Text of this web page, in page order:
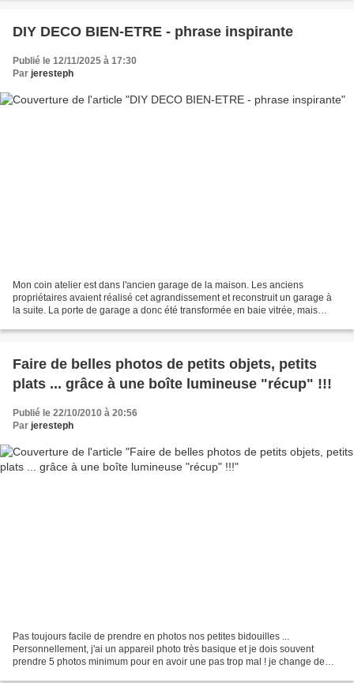
DIY DECO BIEN-ETRE - phrase inspirante
Publié le 12/11/2025 à 17:30
Par jeresteph
Mon coin atelier est dans l'ancien garage de la maison. Les anciens
propriétaires avaient réalisé cet agrandissement et reconstruit un garage à
la suite. La porte de garage a donc été transformée en baie vitrée, mais
Faire de belles photos de petits objets, petits
plats ... grâce à une boîte lumineuse "récup" !!!
Publié le 22/10/2010 à 20:56
Par jeresteph
Pas toujours facile de prendre en photos nos petites bidouilles ...
Personnellement, j'ai un appareil photo très basique et je dois souvent
prendre 5 photos minimum pour en avoir une pas trop mal ! je change de